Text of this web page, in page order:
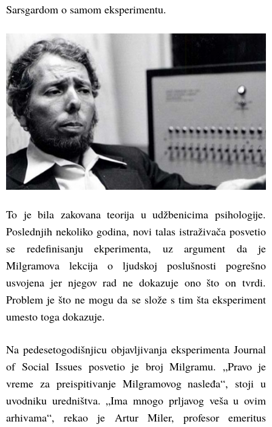
Sarsgardom o samom eksperimentu.
To je bila zakovana teorija u udžbenicima psihologije.
Poslednjih nekoliko godina, novi talas istraživača posvetio
se redefinisanju ekperimenta, uz argument da je
Milgramova lekcija o ljudskoj poslušnosti pogrešno
usvojena jer njegov rad ne dokazuje ono što on tvrdi.
Problem je što ne mogu da se slože s tim šta eksperiment
umesto toga dokazuje.
Na pedesetogodišnjicu objavljivanja eksperimenta Journal
of Social Issues posvetio je broj Milgramu. „Pravo je
vreme za preispitivanje Milgramovog nasleđa“, stoji u
uvodniku uredništva. „Ima mnogo prljavog veša u ovim
arhivama“, rekao je Artur Miler, profesor emeritus